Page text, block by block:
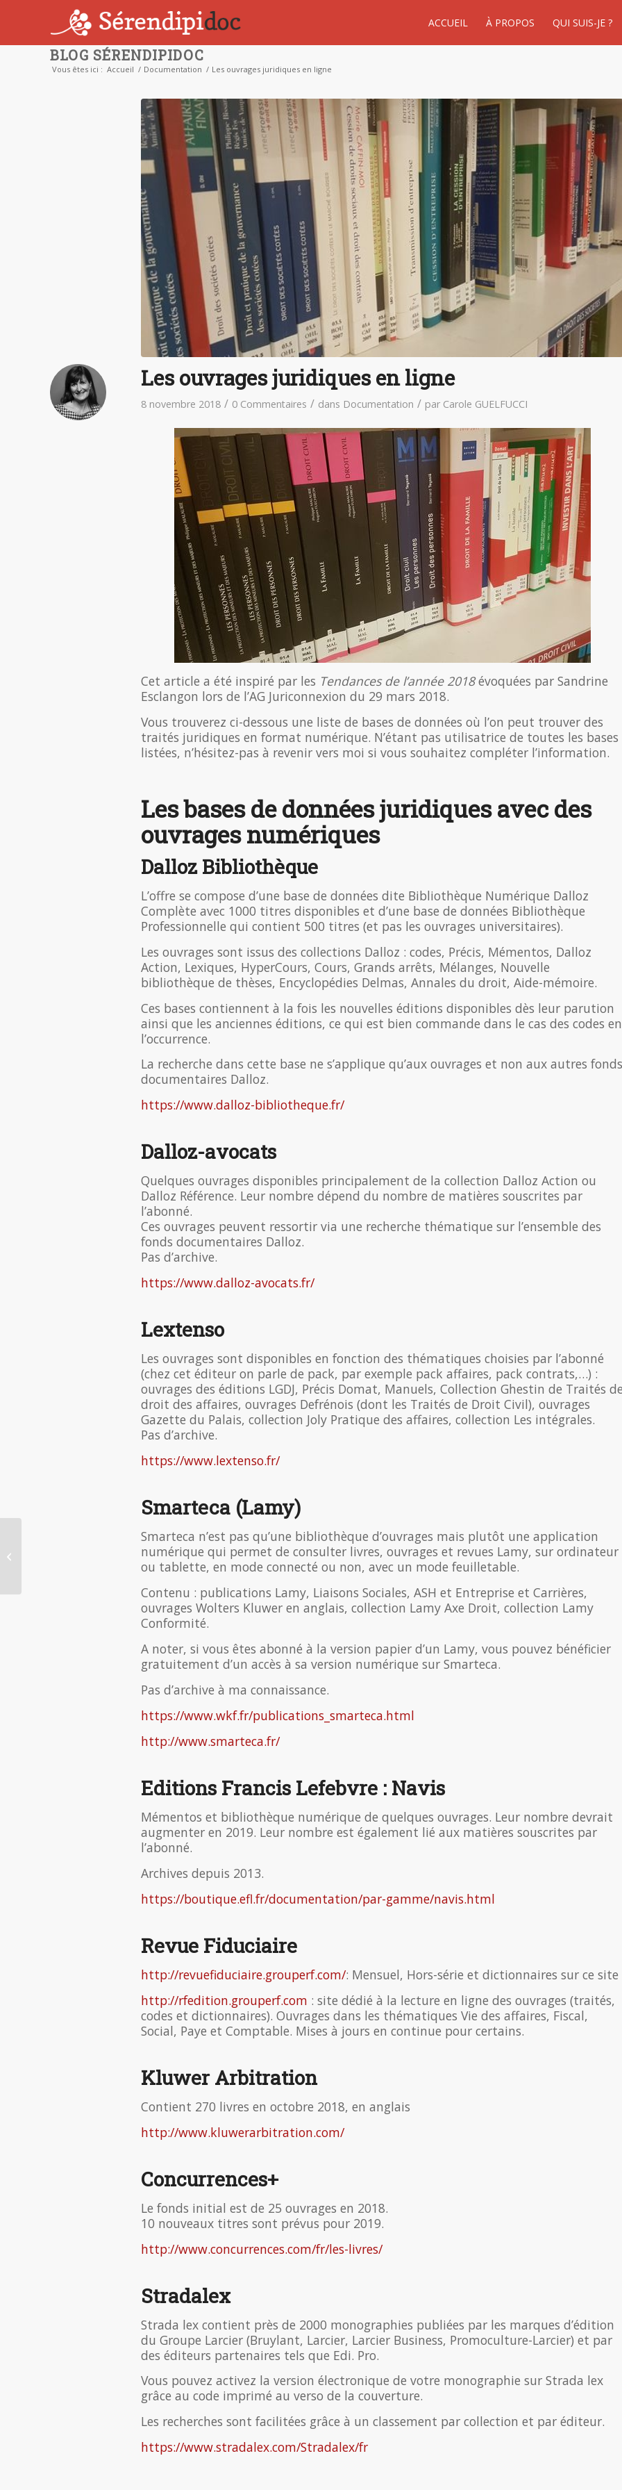
ACCUEIL À PROPOS QUI SUIS-JE ?
BLOG SÉRENDIPIDOC
Vous êtes ici : Accueil / Documentation / Les ouvrages juridiques en ligne
Les ouvrages juridiques en ligne
8 novembre 2018 / 0 Commentaires / dans Documentation / par Carole GUELFUCCI
Cet article a été inspiré par les Tendances de l’année 2018évoquées par Sandrine
Esclangon lors de l’AG Juriconnexion du 29 mars 2018.
Vous trouverez ci-dessous une liste de bases de données où l’on peut trouver des
traités juridiques en format numérique. N’étant pas utilisatrice de toutes les bases
listées, n’hésitez-pas à revenir vers moi si vous souhaitez compléter l’information.
Les bases de données juridiques avec des
ouvrages numériques
Dalloz Bibliothèque
L’offre se compose d’une base de données dite Bibliothèque Numérique Dalloz
Complète avec 1000 titres disponibles et d’une base de données Bibliothèque
Professionnelle qui contient 500 titres (et pas les ouvrages universitaires).
Les ouvrages sont issus des collections Dalloz : codes, Précis, Mémentos, Dalloz
Action, Lexiques, HyperCours, Cours, Grands arrêts, Mélanges, Nouvelle
bibliothèque de thèses, Encyclopédies Delmas, Annales du droit, Aide-mémoire.
Ces bases contiennent à la fois les nouvelles éditions disponibles dès leur parution
ainsi que les anciennes éditions, ce qui est bien commande dans le cas des codes en
l’occurrence.
La recherche dans cette base ne s’applique qu’aux ouvrages et non aux autres fonds
documentaires Dalloz.
https://www.dalloz-bibliotheque.fr/
Dalloz-avocats
Quelques ouvrages disponibles principalement de la collection Dalloz Action ou
Dalloz Référence. Leur nombre dépend du nombre de matières souscrites par
l’abonné.
Ces ouvrages peuvent ressortir via une recherche thématique sur l’ensemble des
fonds documentaires Dalloz.
Pas d’archive.
https://www.dalloz-avocats.fr/
Lextenso
Les ouvrages sont disponibles en fonction des thématiques choisies par l’abonné
(chez cet éditeur on parle de pack, par exemple pack affaires, pack contrats,…) :
ouvrages des éditions LGDJ, Précis Domat, Manuels, Collection Ghestin de Traités
droit des affaires, ouvrages Defrénois (dont les Traités de Droit Civil), ouvrages
Gazette du Palais, collection Joly Pratique des affaires, collection Les intégrales.
Pas d’archive.
https://www.lextenso.fr/
Smarteca (Lamy)
Smarteca n’est pas qu’une bibliothèque d’ouvrages mais plutôt une application
numérique qui permet de consulter livres, ouvrages et revues Lamy, sur ordinateur
ou tablette, en mode connecté ou non, avec un mode feuilletable.
Contenu : publications Lamy, Liaisons Sociales, ASH et Entreprise et Carrières,
ouvrages Wolters Kluwer en anglais, collection Lamy Axe Droit, collection Lamy
Conformité.
A noter, si vous êtes abonné à la version papier d’un Lamy, vous pouvez bénéficier
gratuitement d’un accès à sa version numérique sur Smarteca.
Pas d’archive à ma connaissance.
https://www.wkf.fr/publications_smarteca.html
http://www.smarteca.fr/
Editions Francis Lefebvre : Navis
Mémentos et bibliothèque numérique de quelques ouvrages. Leur nombre devrait
augmenter en 2019. Leur nombre est également lié aux matières souscrites par
l’abonné.
Archives depuis 2013.
https://boutique.efl.fr/documentation/par-gamme/navis.html
Revue Fiduciaire
http://revuefiduciaire.grouperf.com/: Mensuel, Hors-série et dictionnaires sur ce site
http://rfedition.grouperf.com : site dédié à la lecture en ligne des ouvrages (traités,
codes et dictionnaires). Ouvrages dans les thématiques Vie des affaires, Fiscal,
Social, Paye et Comptable. Mises à jours en continue pour certains.
Kluwer Arbitration
Contient 270 livres en octobre 2018, en anglais
http://www.kluwerarbitration.com/
Concurrences+
Le fonds initial est de 25 ouvrages en 2018.
10 nouveaux titres sont prévus pour 2019.
http://www.concurrences.com/fr/les-livres/
Stradalex
Strada lex contient près de 2000 monographies publiées par les marques d’édition
du Groupe Larcier (Bruylant, Larcier, Larcier Business, Promoculture-Larcier) et par
des éditeurs partenaires tels que Edi. Pro.
Vous pouvez activez la version électronique de votre monographie sur Strada lex
grâce au code imprimé au verso de la couverture.
Les recherches sont facilitées grâce à un classement par collection et par éditeur.
https://www.stradalex.com/Stradalex/fr